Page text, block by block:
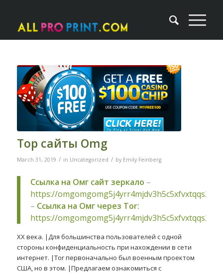
Тор сайты Omg
March 31, 2019 / in Uncategorized / by Emily Feinberg
Ссылка на Омг сайт зеркало –
https://
– Ссылка на Омг через Tor:
https://
ХХ века. |Для большинства пользователей с одной
стороны конфиденциальность при нахождении в сети
интернет. |Tor первоначально был военным проектом
США, но в этом. |Предлагаем ознакомиться с